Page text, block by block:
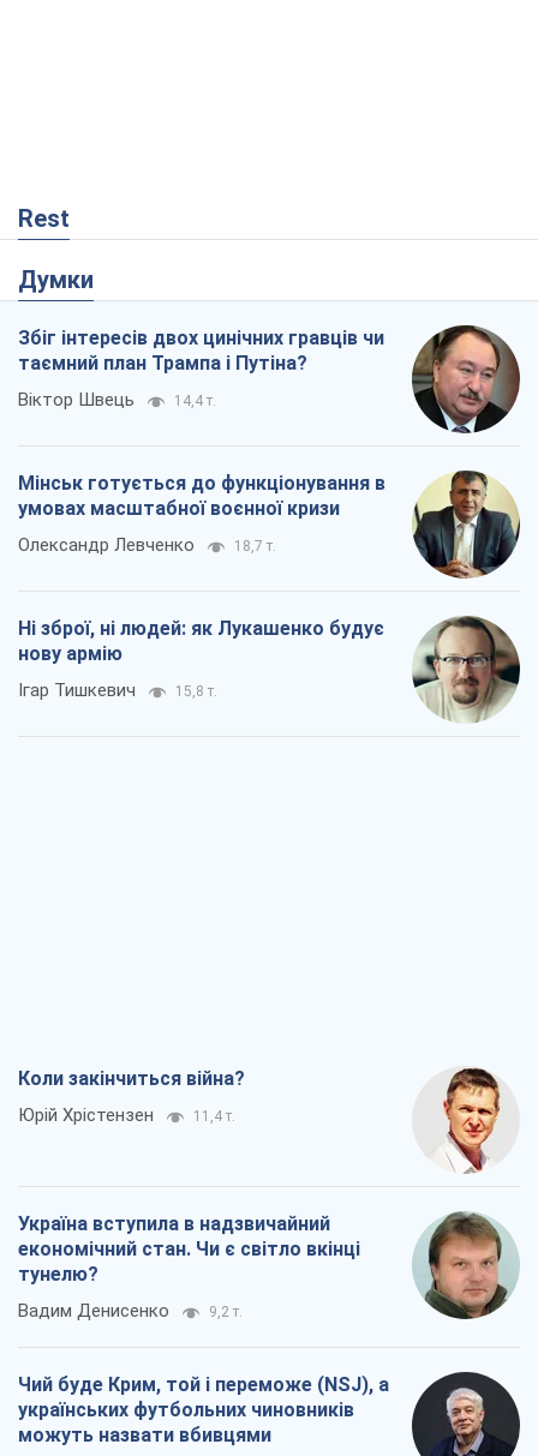
Rest
Думки
Збіг інтересів двох цинічних гравців чи
таємний план Трампа і Путіна?
Віктор Швець 14,4 т.
Мінськ готується до функціонування в
умовах масштабної воєнної кризи
Олександр Левченко 18,7 т.
Ні зброї, ні людей: як Лукашенко будує
нову армію
Ігар Тишкевич 15,8 т.
Коли закінчиться війна?
Юрій Хрістензен 11,4 т.
Україна вступила в надзвичайний
економічний стан. Чи є світло вкінці
тунелю?
Вадим Денисенко 9,2 т.
Чий буде Крим, той і переможе (NSJ), а
українських футбольних чиновників
можуть назвати вбивцями